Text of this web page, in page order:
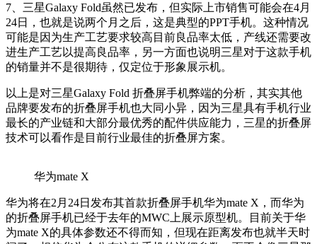
7、三星Galaxy Fold虽然已发布，但实际上市销售可能会在4月
24日，也就是说两个月之后，这是典型的PPT手机。这种情况
可能是因为生产工艺要求较高目前良品率太低，产线还需要改
进生产工艺以提高良品率，另一方面也说明三星对于这款手机
的销量并不是很期待，仅定位于形象展示机。
以上是对三星Galaxy Fold 折叠屏手机弊端的分析，其实其他
品牌要发布的折叠屏手机也大同小异，因为三星具有手机行业
最长的产业链和大部分最优秀的配件供应能力，三星的折叠屏
技术可以看作是目前行业最佳的折叠屏方案。
华为mate X
华为将在2月24日发布其首款折叠屏手机华为mate X，而华为
的折叠屏手机已经于去年的MWC上展示原型机。目前关于华
为mate X的具体参数还不得而知，但现在距离发布也就半天时